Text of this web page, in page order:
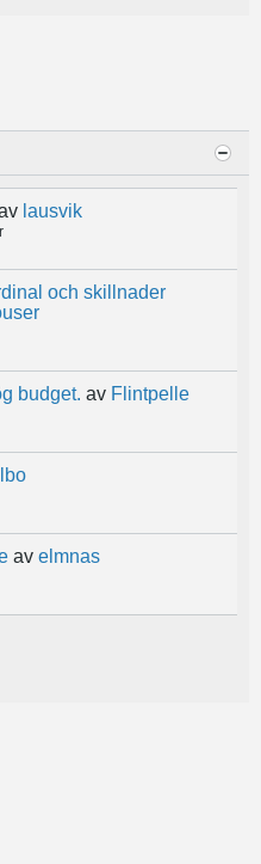
lausvik
och skillnader
budget. av Flintpelle
av elmnas